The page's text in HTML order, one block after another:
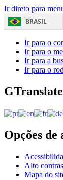
Ir direto para
BRASIL
Ir para o
Ir para o
Ir para a
Ir para o
Opções de
Alto
Mapa do